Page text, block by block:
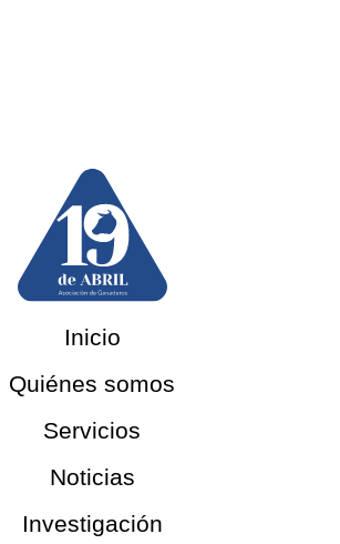
Inicio
Quiénes somos
Servicios
Noticias
Investigación